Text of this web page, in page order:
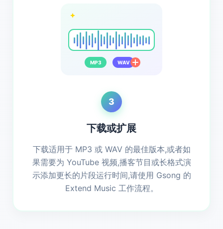
MP3 WAV
3
下载或扩展
下载适用于 MP3 或 WAV 的最佳版本,或者如
果需要为 YouTube 视频,播客节目或长格式演
示添加更长的片段运行时间,请使用 Gsong 的
Extend Music 工作流程。